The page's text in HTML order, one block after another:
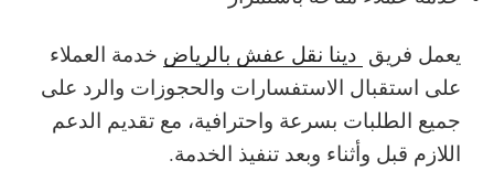
يعمل فريق دينا نقل عفش بالرياض خدمة العملاء
على استقبال الاستفسارات والحجوزات والرد على
جميع الطلبات بسرعة واحترافية، مع تقديم الدعم
اللازم قبل وأثناء وبعد تنفيذ الخدمة.